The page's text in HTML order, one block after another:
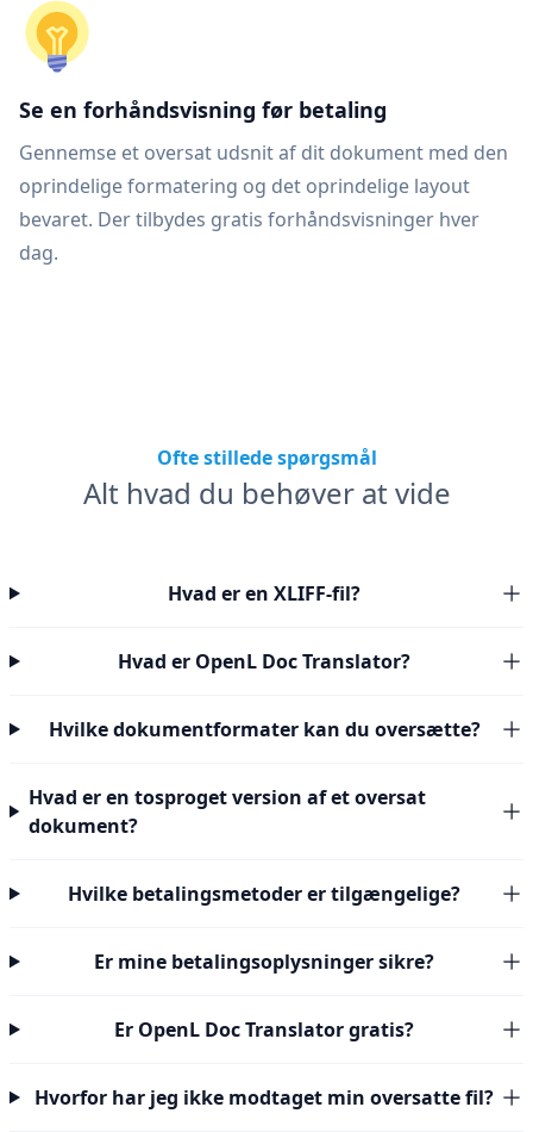
Se en forhåndsvisning før betaling
Gennemse et oversat udsnit af dit dokument med den
oprindelige formatering og det oprindelige layout
bevaret. Der tilbydes gratis forhåndsvisninger hver
dag.
Ofte stillede spørgsmål
Alt hvad du behøver at vide
Hvad er en XLIFF-fil?
Hvad er OpenL Doc Translator?
Hvilke dokumentformater kan du oversætte?
Hvad er en tosproget version af et oversat
dokument?
Hvilke betalingsmetoder er tilgængelige?
Er mine betalingsoplysninger sikre?
Er OpenL Doc Translator gratis?
Hvorfor har jeg ikke modtaget min oversatte fil?